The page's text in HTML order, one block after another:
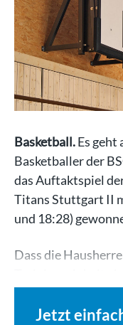
Basketball.Es geht
Basketballer der
das Auftaktspiel
Titans Stuttgart II
und 18:28)
Dass die
Jetzt